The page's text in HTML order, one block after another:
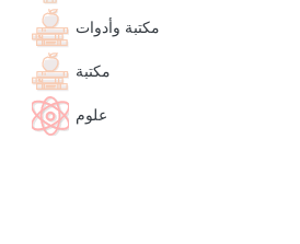
مكتبة وأدوات
مكتبة
علوم